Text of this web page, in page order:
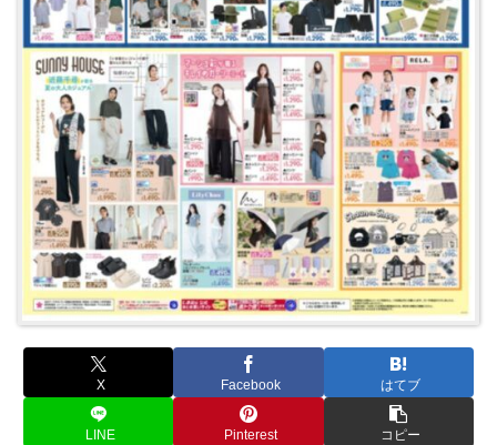
X Facebook はてブ
LINE Pinterest コピー